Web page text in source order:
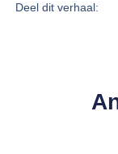
Deel dit verhaal: